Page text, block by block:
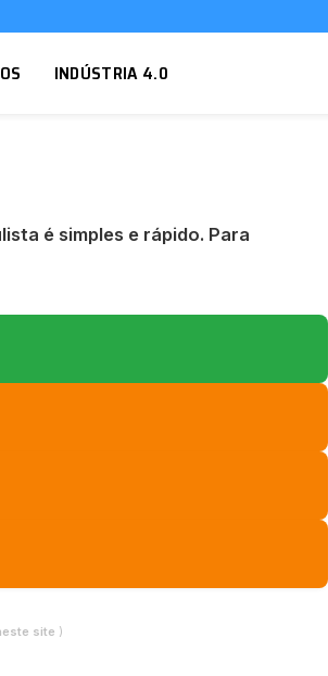
INDÚSTRIA 4.0
é simples e rápido. Para
site )